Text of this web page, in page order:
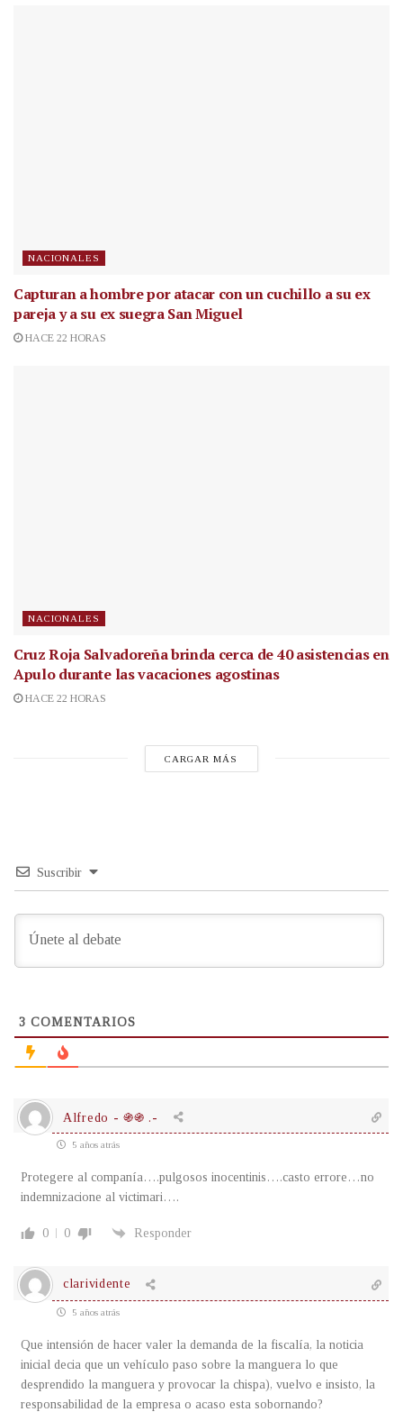
NACIONALES
Capturan a hombre por atacar con un cuchillo a su ex
pareja y a su ex suegra San Miguel
HACE 22 HORAS
NACIONALES
Cruz Roja Salvadoreña brinda cerca de 40 asistencias en
Apulo durante las vacaciones agostinas
HACE 22 HORAS
CARGAR MÁS
Suscribir
3 COMENTARIOS
Alfredo - ֍֍ .-
5 años atrás
Protegere al companía….pulgosos inocentinis….casto errore…no
indemnizacione al victimari….
0 0 Responder
clarividente
5 años atrás
Que intensión de hacer valer la demanda de la fiscalía, la noticia
inicial decia que un vehículo paso sobre la manguera lo que
desprendido la manguera y provocar la chispa), vuelvo e insisto, la
responsabilidad de la empresa o acaso esta sobornando?